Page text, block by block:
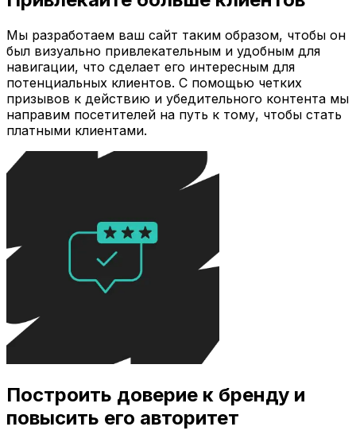
Мы разработаем ваш сайт таким образом, чтобы он
был визуально привлекательным и удобным для
навигации, что сделает его интересным для
потенциальных клиентов. С помощью четких
призывов к действию и убедительного контента мы
направим посетителей на путь к тому, чтобы стать
платными клиентами.
Построить доверие к бренду и
повысить его авторитет